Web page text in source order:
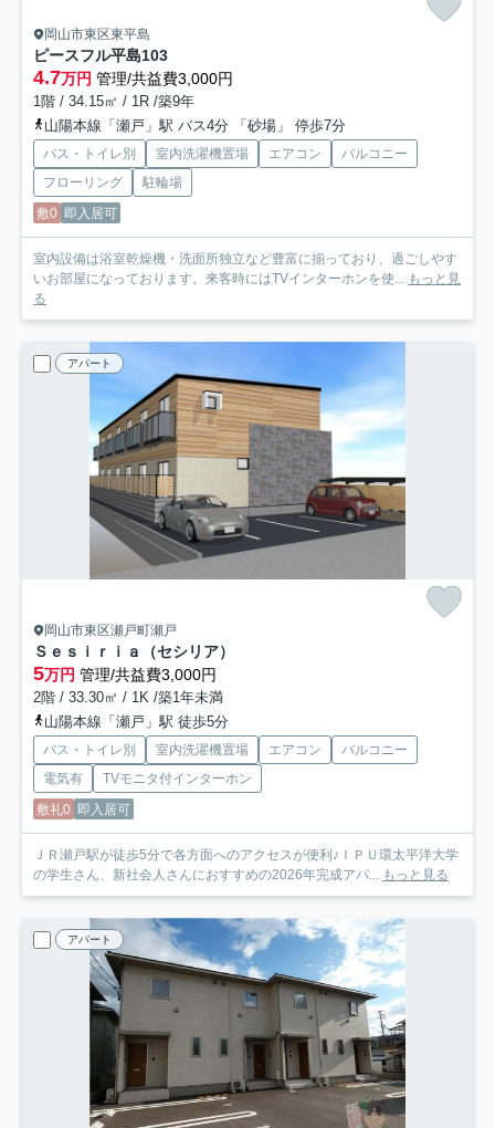
岡山市東区東平島
ピースフル平島103
4.7万円 管理/共益費3,000円
1階 / 34.15㎡ / 1R /築9年
山陽本線「瀬戸」駅 バス4分 「砂場」 停歩7分
バス・トイレ別 室内洗濯機置場 エアコン
バルコニー
フローリング
駐輪場
敷0 即入居可
室内設備は浴室乾燥機・洗面所独立など豊富に揃っており、過ごしやす
いお部屋になっております。来客時にはTVインターホンを使... もっと見
る
アパート
岡山市東区瀬戸町瀬戸
Ｓｅｓｉｒｉａ（セシリア）
5万円 管理/共益費3,000円
2階 / 33.30㎡ / 1K /築1年未満
山陽本線「瀬戸」駅 徒歩5分
バス・トイレ別 室内洗濯機置場 エアコン
バルコニー
電気有
TVモニタ付インターホン
敷礼0 即入居可
ＪＲ瀬戸駅が徒歩5分で各方面へのアクセスが便利♪ＩＰＵ環太平洋大学
の学生さん、新社会人さんにおすすめの2026年完成アパ... もっと見る
アパート